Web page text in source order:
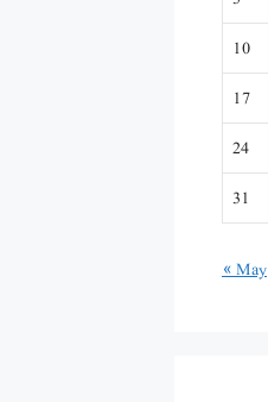
10
17
24
31
« May